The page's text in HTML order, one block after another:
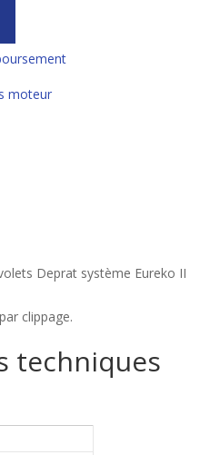
moteur
Deprat système Eureko II
clippage.
techniques